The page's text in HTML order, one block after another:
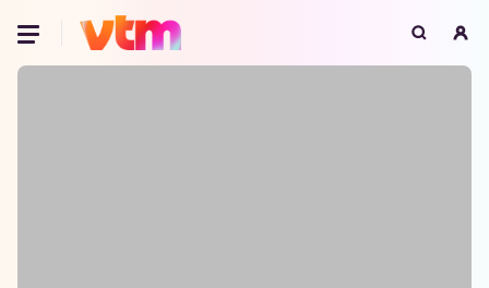
Oeps, browser niet ondersteund